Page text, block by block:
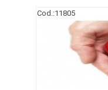
Cod.:11805